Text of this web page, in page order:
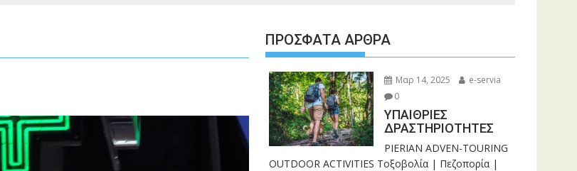
ΠΡΌΣΦΑΤΑ ΆΡΘΡΑ
Μαρ 14, 2025
e-servia
0
ΥΠΑΙΘΡΙΕΣ
ΔΡΑΣΤΗΡΙΟΤΗΤΕΣ
PIERIAN ADVEN-TOURING
OUTDOOR ACTIVITIES Τοξοβολία | Πεζοπορία |